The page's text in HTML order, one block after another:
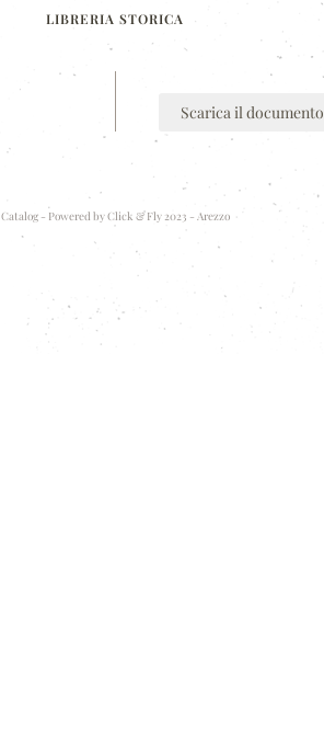
LIBRERIA STORICA
Scarica il documento
Catalog - Powered byClick & Fly 2023 - Arezzo